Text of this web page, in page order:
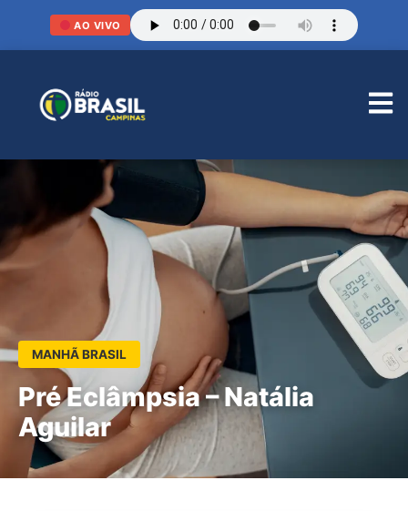
AO VIVO
MANHÃ BRASIL
Pré Eclâmpsia – Natália
Aguilar